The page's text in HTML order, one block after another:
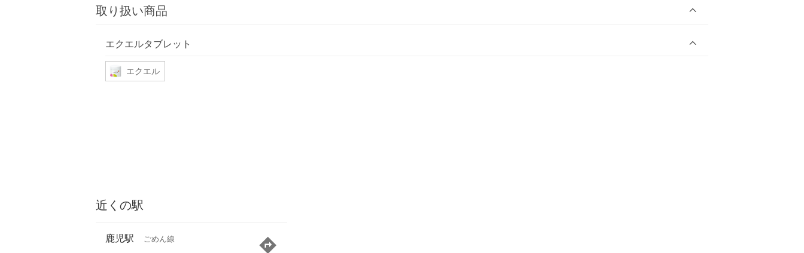
取り扱い商品
エクエルタブレット
エクエル
近くの駅
鹿児駅 ごめん線